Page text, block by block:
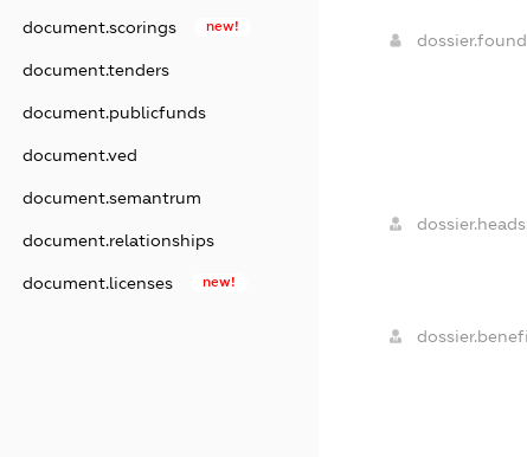
document.scorings new!
document.tenders
document.publicfunds
document.ved
document.semantrum
document.relationships
document.licenses new!